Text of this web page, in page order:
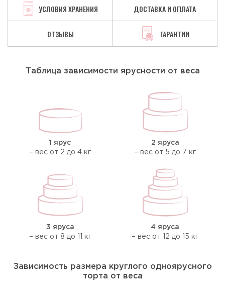
УСЛОВИЯ ХРАНЕНИЯ ДОСТАВКА И ОПЛАТА
ОТЗЫВЫ ГАРАНТИИ
Таблица зависимости ярусности от веса
1 ярус
– вес от 2 до 4 кг
2 яруса
– вес от 5 до 7 кг
3 яруса
– вес от 8 до 11 кг
4 яруса
– вес от 12 до 15 кг
Зависимость размера круглого одноярусного
торта от веса